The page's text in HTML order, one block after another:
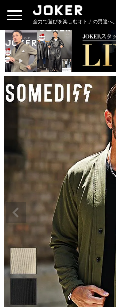
全力で遊びを楽しむオトナの男達へ。